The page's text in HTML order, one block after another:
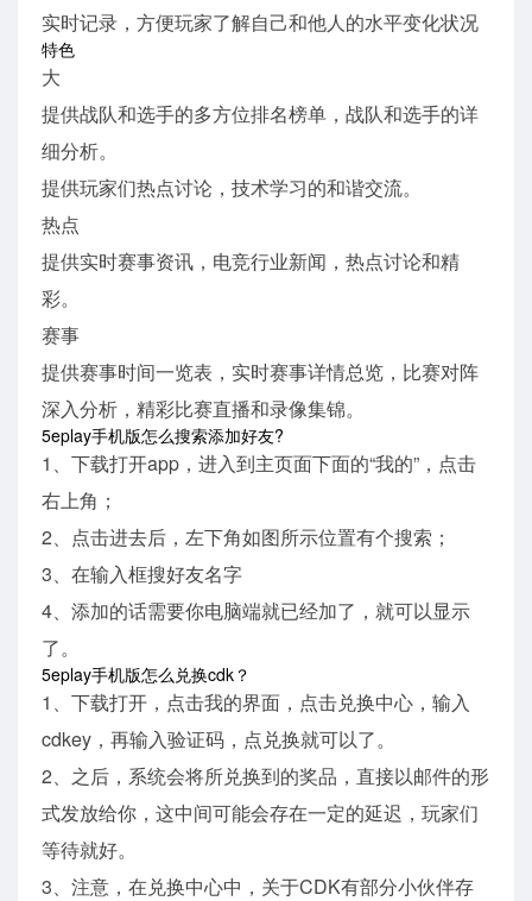
实时记录，方便玩家了解自己和他人的水平变化状况
特色
大
提供战队和选手的多方位排名榜单，战队和选手的详
细分析。
提供玩家们热点讨论，技术学习的和谐交流。
热点
提供实时赛事资讯，电竞行业新闻，热点讨论和精
彩。
赛事
提供赛事时间一览表，实时赛事详情总览，比赛对阵
深入分析，精彩比赛直播和录像集锦。
5eplay手机版怎么搜索添加好友?
1、下载打开app，进入到主页面下面的“我的”，点击
右上角；
2、点击进去后，左下角如图所示位置有个搜索；
3、在输入框搜好友名字
4、添加的话需要你电脑端就已经加了，就可以显示
了。
5eplay手机版怎么兑换cdk？
1、下载打开，点击我的界面，点击兑换中心，输入
cdkey，再输入验证码，点兑换就可以了。
2、之后，系统会将所兑换到的奖品，直接以邮件的形
式发放给你，这中间可能会存在一定的延迟，玩家们
等待就好。
3、注意，在兑换中心中，关于CDK有部分小伙伴存